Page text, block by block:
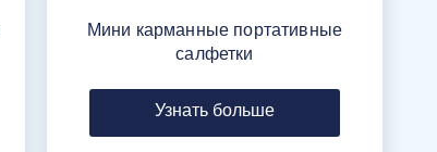
Мини карманные портативные
салфетки
Узнать больше